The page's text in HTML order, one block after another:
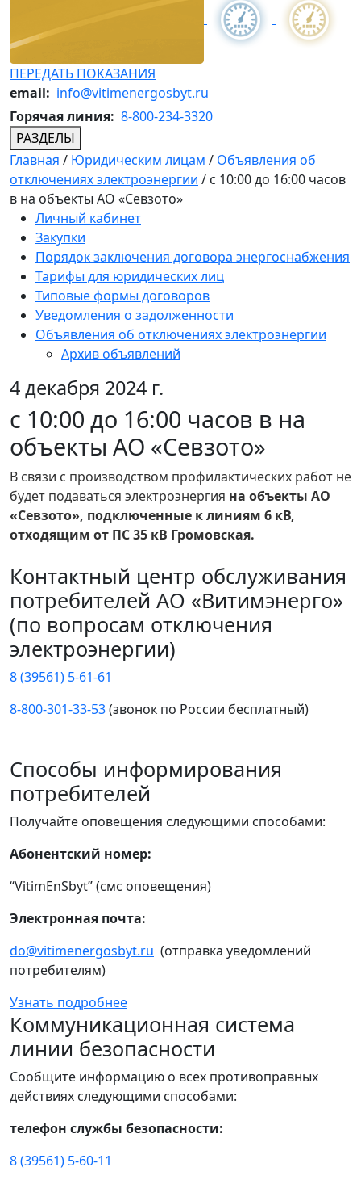
ПЕРЕДАТЬ ПОКАЗАНИЯ
email: info@vitimenergosbyt.ru
Горячая линия: 8-800-234-3320
РАЗДЕЛЫ
Главная / Юридическим лицам / Объявления об
отключениях электроэнергии / с 10:00 до 16:00 часов
в на объекты АО «Севзото»
Личный кабинет
Закупки
Порядок заключения договора энергоснабжения
Тарифы для юридических лиц
Типовые формы договоров
Уведомления о задолженности
Объявления об отключениях электроэнергии
Архив объявлений
4 декабря 2024 г.
с 10:00 до 16:00 часов в на
объекты АО «Севзото»
В связи с производством профилактических работ не
будет подаваться электроэнергия на объекты АО
«Севзото», подключенные к линиям 6 кВ,
отходящим от ПС 35 кВ Громовская.
Контактный центр обслуживания
потребителей АО «Витимэнерго»
(по вопросам отключения
электроэнергии)
8 (39561) 5-61-61
8-800-301-33-53(звонок по России бесплатный)
Способы информирования
потребителей
Получайте оповещения следующими способами:
Абонентский номер:
“VitimEnSbyt” (смс оповещения)
Электронная почта:
do@vitimenergosbyt.ru (отправка уведомлений
потребителям)
Узнать подробнее
Коммуникационная система
линии безопасности
Сообщите информацию о всех противоправных
действиях следующими способами:
телефон службы безопасности:
8 (39561) 5-60-11